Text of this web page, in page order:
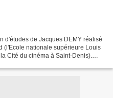
d'études de Jacques DEMY réalisé
(l'Ecole nationale supérieure Louis
Cité du cinéma à Saint-Denis).